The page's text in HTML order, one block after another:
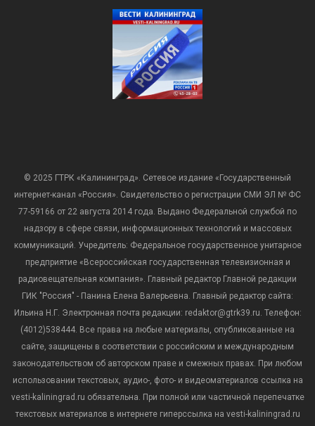
© 2025 ГТРК «Калининград». Сетевое издание «Государственный
интернет-канал «Россия». Свидетельство о регистрации СМИ ЭЛ № ФС
77-59166 от 22 августа 2014 года. Выдано Федеральной службой по
надзору в сфере связи, информационных технологий и массовых
коммуникаций. Учредитель: Федеральное государственное унитарное
предприятие «Всероссийская государственная телевизионная и
радиовещательная компания». Главный редактор Главной редакции
ГИК "Россия" - Панина Елена Валерьевна. Главный редактор сайта:
Ильина Н.Г. Электронная почта редакции: redaktor@gtrk39.ru. Телефон:
(4012)538444. Все права на любые материалы, опубликованные на
сайте, защищены в соответствии с российским и международным
законодательством об авторском праве и смежных правах. При любом
использовании текстовых, аудио-, фото- и видеоматериалов ссылка на
vesti-kaliningrad.ru обязательна. При полной или частичной перепечатке
текстовых материалов в интернете гиперссылка на vesti-kaliningrad.ru